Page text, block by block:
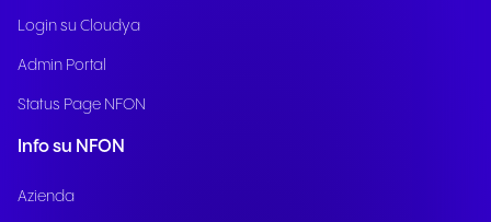
Login su Cloudya
Admin Portal
Status Page NFON
Info su NFON
Azienda